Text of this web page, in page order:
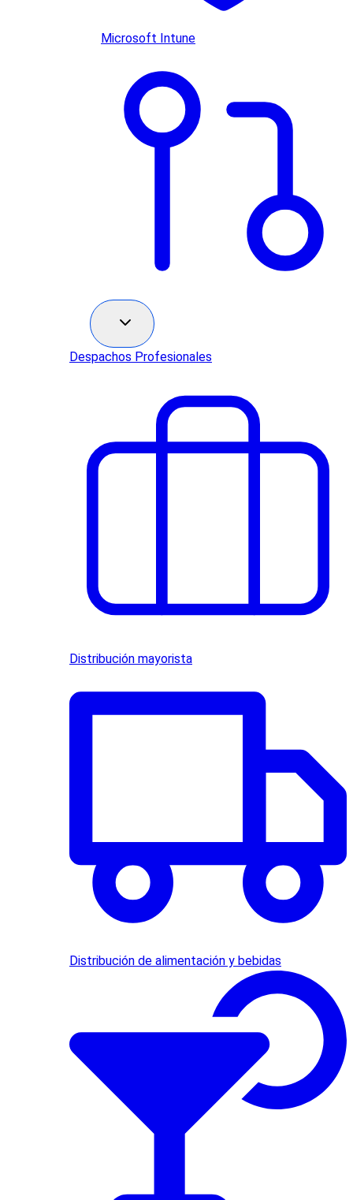
Microsoft Intune
Despachos Profesionales
Distribución mayorista
Distribución de alimentación y bebidas